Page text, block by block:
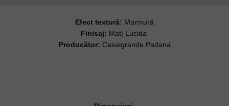
Efect textură: Marmură
Finisaj: Mat| Lucida
Producător: Casalgrande Padana